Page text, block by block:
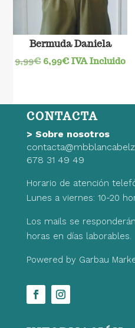
Bermuda Daniela
9,99€ El
era:
9,99€.
6,99€El
es:
6,99€.
IVA Incluido
CONTACTA
> Sobre nosotros
678 31 49 49
Horario de atención
Lunes a viernes: 10-20
Los mails se
horas en días laborables.
Powered by Garbau